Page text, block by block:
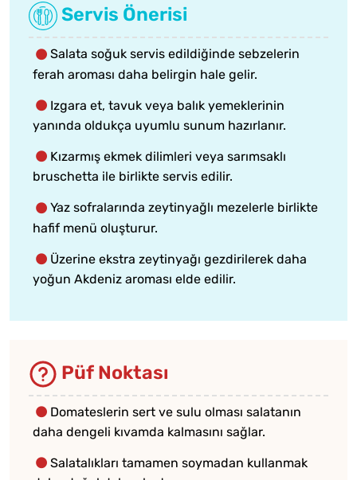
Servis Önerisi
Salata soğuk servis edildiğinde sebzelerin
ferah aroması daha belirgin hale gelir.
Izgara et, tavuk veya balık yemeklerinin
yanında oldukça uyumlu sunum hazırlanır.
Kızarmış ekmek dilimleri veya sarımsaklı
bruschetta ile birlikte servis edilir.
Yaz sofralarında zeytinyağlı mezelerle birlikte
hafif menü oluşturur.
Üzerine ekstra zeytinyağı gezdirilerek daha
yoğun Akdeniz aroması elde edilir.
Püf Noktası
Domateslerin sert ve sulu olması salatanın
daha dengeli kıvamda kalmasını sağlar.
Salatalıkları tamamen soymadan kullanmak